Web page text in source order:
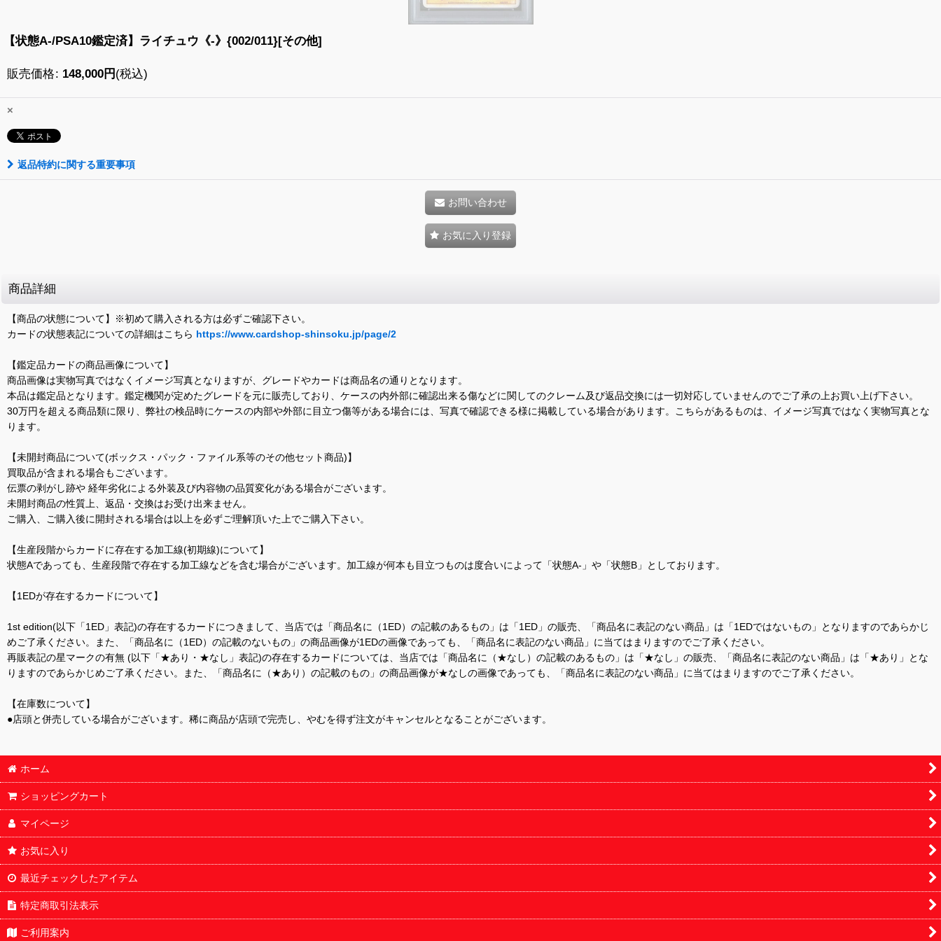
【状態A-/PSA10鑑定済】ライチュウ《-》{002/011}[その他]
販売価格: 148,000円 (税込)
×
返品特約に関する重要事項
お問い合わせ
お気に入り登録
商品詳細
【商品の状態について】※初めて購入される方は必ずご確認下さい。
カードの状態表記についての詳細はこちら https://www.cardshop-shinsoku.jp/page/2
【鑑定品カードの商品画像について】
商品画像は実物写真ではなくイメージ写真となりますが、グレードやカードは商品名の通りとなります。
本品は鑑定品となります。鑑定機関が定めたグレードを元に販売しており、ケースの内外部に確認出来る傷などに関してのクレーム及び返品交換には一切対応していませんのでご了承の上お買い上げ下さい。
30万円を超える商品類に限り、弊社の検品時にケースの内部や外部に目立つ傷等がある場合には、写真で確認できる様に掲載している場合があります。こちらがあるものは、イメージ写真ではなく実物写真とな
ります。
【未開封商品について(ボックス・パック・ファイル系等のその他セット商品)】
買取品が含まれる場合もございます。
伝票の剥がし跡や 経年劣化による外装及び内容物の品質変化がある場合がございます。
未開封商品の性質上、返品・交換はお受け出来ません。
ご購入、ご購入後に開封される場合は以上を必ずご理解頂いた上でご購入下さい。
【生産段階からカードに存在する加工線(初期線)について】
状態Aであっても、生産段階で存在する加工線などを含む場合がございます。加工線が何本も目立つものは度合いによって「状態A-」や「状態B」としております。
【1EDが存在するカードについて】
1st edition(以下「1ED」表記)の存在するカードにつきまして、当店では「商品名に（1ED）の記載のあるもの」は「1ED」の販売、「商品名に表記のない商品」は「1EDではないもの」となりますのであらかじ
めご了承ください。また、「商品名に（1ED）の記載のないもの」の商品画像が1EDの画像であっても、「商品名に表記のない商品」に当てはまりますのでご了承ください。
再販表記の星マークの有無 (以下「★あり・★なし」表記)の存在するカードについては、当店では「商品名に（★なし）の記載のあるもの」は「★なし」の販売、「商品名に表記のない商品」は「★あり」とな
りますのであらかじめご了承ください。また、「商品名に（★あり）の記載のもの」の商品画像が★なしの画像であっても、「商品名に表記のない商品」に当てはまりますのでご了承ください。
【在庫数について】
●店頭と併売している場合がございます。稀に商品が店頭で完売し、やむを得ず注文がキャンセルとなることがございます。
ホーム
ショッピングカート
マイページ
お気に入り
最近チェックしたアイテム
特定商取引法表示
ご利用案内